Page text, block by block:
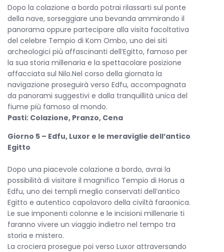
Dopo la colazione a bordo potrai rilassarti sul ponte
della nave, sorseggiare una bevanda ammirando il
panorama oppure partecipare alla visita facoltativa
del celebre Tempio di Kom Ombo, uno dei siti
archeologici più affascinanti dell’Egitto, famoso per
la sua storia millenaria e la spettacolare posizione
affacciata sul Nilo.Nel corso della giornata la
navigazione proseguirà verso Edfu, accompagnata
da panorami suggestivi e dalla tranquillità unica del
fiume più famoso al mondo.
Pasti: Colazione, Pranzo, Cena
Giorno 5 – Edfu, Luxor e le meraviglie dell’antico
Egitto
Dopo una piacevole colazione a bordo, avrai la
possibilità di visitare il magnifico Tempio di Horus a
Edfu, uno dei templi meglio conservati dell’antico
Egitto e autentico capolavoro della civiltà faraonica.
Le sue imponenti colonne e le incisioni millenarie ti
faranno vivere un viaggio indietro nel tempo tra
storia e mistero.
La crociera prosegue poi verso Luxor attraversando